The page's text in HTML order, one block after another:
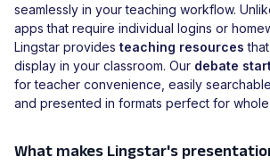
seamlessly in your teaching workflow.
apps that require individual logins or
Lingstar provides teaching resources
display in your classroom. Our debate
for teacher convenience, easily
and presented in formats perfect for
What makes Lingstar's